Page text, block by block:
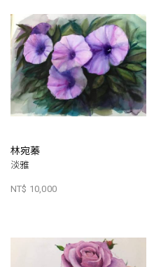
林宛蓁
淡雅
NT$ 10,000